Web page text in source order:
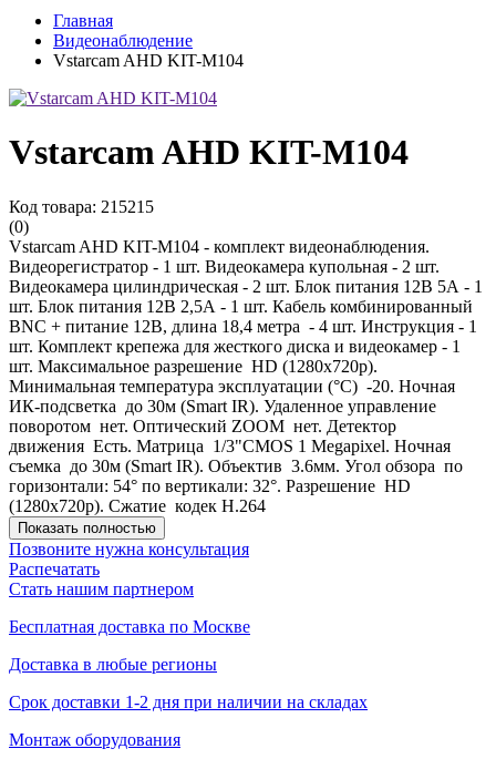
Главная
Видеонаблюдение
Vstarcam AHD KIT-M104
Vstarcam AHD KIT-M104
Код товара: 215215
(0)
Vstarcam AHD KIT-M104 - комплект видеонаблюдения.
Видеорегистратор - 1 шт. Видеокамера купольная - 2 шт.
Видеокамера цилиндрическая - 2 шт. Блок питания 12В 5А - 1
шт. Блок питания 12В 2,5А - 1 шт. Кабель комбинированный
BNC + питание 12В, длина 18,4 метра - 4 шт. Инструкция - 1
шт. Комплект крепежа для жесткого диска и видеокамер - 1
шт. Максимальное разрешение HD (1280x720p).
Минимальная температура эксплуатации (°C) -20. Ночная
ИК-подсветка до 30м (Smart IR). Удаленное управление
поворотом нет. Оптический ZOOM нет. Детектор
движения Есть. Матрица 1/3"CMOS 1 Megapixel. Ночная
съемка до 30м (Smart IR). Объектив 3.6мм. Угол обзора по
горизонтали: 54° по вертикали: 32°. Разрешение HD
(1280x720p). Сжатие кодек H.264
Показать полностью
Позвоните нужна консультация
Распечатать
Стать нашим партнером
Бесплатная доставка по Москве
Доставка в любые регионы
Срок доставки 1-2 дня при наличии на складах
Монтаж оборудования